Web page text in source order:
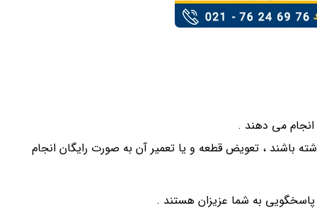
انجام می‌ دهند .
مشکلاتی در تولید داشته باشند ، تعویض قطعه و یا تعمیر آن به صورت رایگان انجام
پاسخگویی به شما عزیزان هستند .